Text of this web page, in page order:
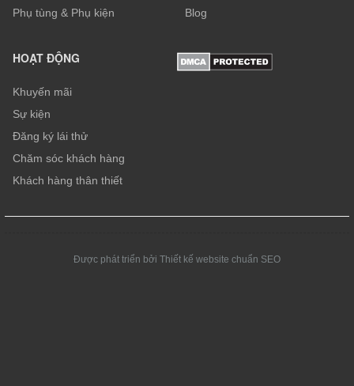
Phụ tùng & Phụ kiện
Blog
HOẠT ĐỘNG
Khuyến mãi
Sự kiện
Đăng ký lái thử
Chăm sóc khách hàng
Khách hàng thân thiết
Được phát triển bởi Thiết kế website chuẩn SEO